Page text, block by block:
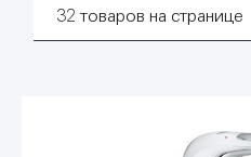
32 товаров на странице